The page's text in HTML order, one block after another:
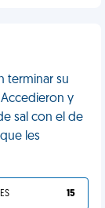
terminar su
y
sal con el de
les
15